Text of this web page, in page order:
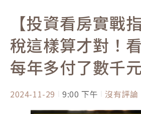
【投資看房實戰
稅這樣算才對！
每年多付了數千
2024-11-29 9:00 下午 沒有評論